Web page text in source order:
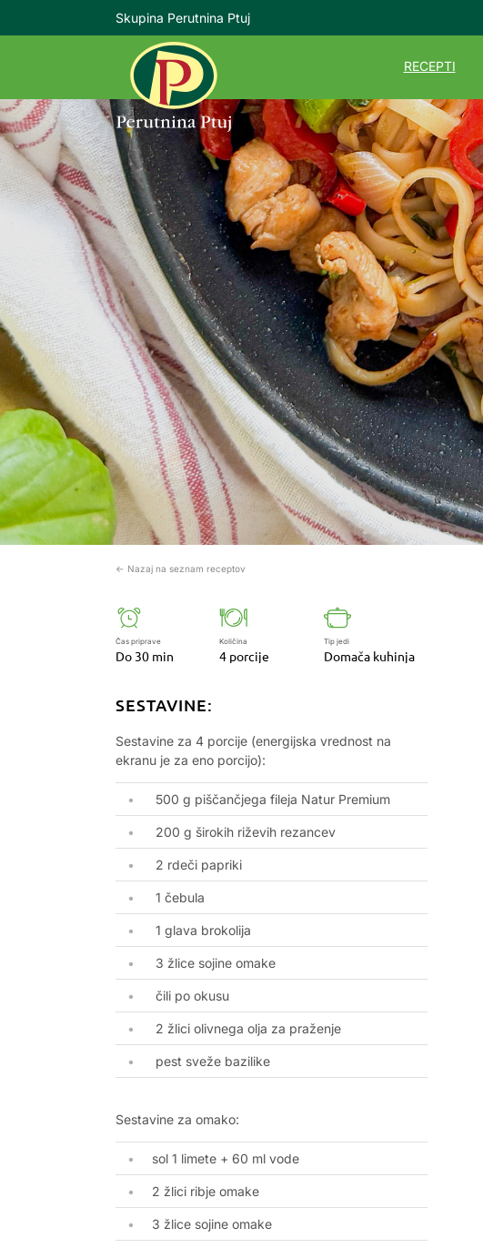
Skupina Perutnina Ptuj
RECEPTI
← Nazaj na seznam receptov
Čas priprave
Do 30 min
Količina
4 porcije
Tip jedi
Domača kuhinja
SESTAVINE:
Sestavine za 4 porcije (energijska vrednost na
ekranu je za eno porcijo):
500 g piščančjega fileja Natur Premium
200 g širokih riževih rezancev
2 rdeči papriki
1 čebula
1 glava brokolija
3 žlice sojine omake
čili po okusu
2 žlici olivnega olja za praženje
pest sveže bazilike
Sestavine za omako:
sol 1 limete + 60 ml vode
2 žlici ribje omake
3 žlice sojine omake